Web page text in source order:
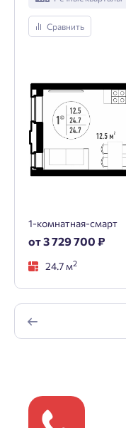
Сравнить
1-комнатная-смарт
от 3 729 700 ₽
24.7 м2